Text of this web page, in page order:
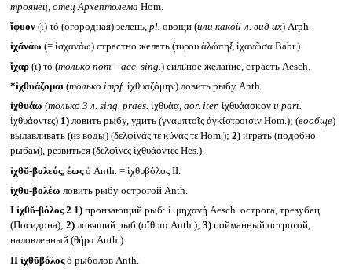
троянец, отец Архептолема Hom.
ἴφυον(ῑ) τό (огородная) зелень, pl. овощи (или какой-л. вид их) Arph.
ἰχᾰνάω (= ἰσχανάω) страстно желать (τυρου ἀλώπηξ ἰχανῶσα Babr.).
ἴχαρ(ῑ) τό (только nom. - acc. sing. ) сильное желание, страсть Aesch.
*ἰχθυάζομαι (только impf. ἰχθυαζόμην) ловить рыбу Anth.
ἰχθυάω (только 3 л. sing. praes. ἰχθυάᾳ, aor. iter. ἰχθυάασκον и part.
ἰχθυάοντες) 1)ловить рыбу, удить (γναμπτοῖς ἀγκίστροισιν Hom.); (вообще)
вылавливать (из воды) (δελφῖνάς τε κύνας τε Hom.); 2)играть (подобно
рыбам), резвиться (δελφῖνες ἰχθυάοντες Hes.).
ἰχθῠ-βολεύς, έωςὁ Anth. = ἰχθυβόλος II.
ἰχθυ-βολέω ловить рыбу острогой Anth.
I ἰχθῠ-βόλος 2 1)пронзающий рыб: ἰ. μηχανή Aesch. острога, трезубец
(Посидона); 2)ловящий рыб (αἴθυια Anth.); 3)пойманный острогой,
наловленный (θήρα Anth.).
II ἰχθῡβόλοςὁ рыболов Anth.